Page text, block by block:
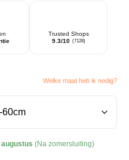
Trusted Shops
9.3/10 (7128)
Welke maat heb ik nodig?
(Na zomersluiting)